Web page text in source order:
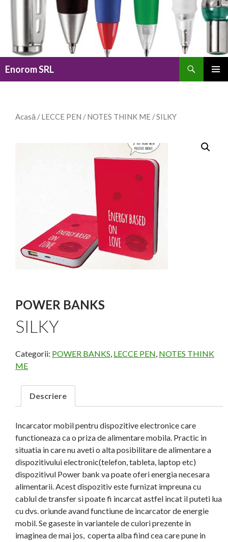
Enorom SRL
Acasă /LECCE PEN /NOTES THINK ME / SILKY
POWER BANKS
SILKY
Categorii: POWER BANKS LECCE PEN NOTES THINK
ME
Descriere
Incarcator mobil pentru dispozitive electronice care
functioneaza ca o priza de alimentare mobila. Practic in
situatia in care nu aveti o alta posibilitare de alimentare a
dispozitivului electronic(telefon, tableta, laptop etc)
dispozitivul Power bank va poate oferi energia necesara
alimentarii. Acest dispozitiv este furnizat impreuna cu
cablul de transfer si poate fi incarcat astfel incat il puteti lua
cu dvs. oriunde avand functiune de incarcator de energie
mobil. Se gaseste in variantele de culori prezente in
imaginea de mai jos, coperta alba fiind cea care pune in